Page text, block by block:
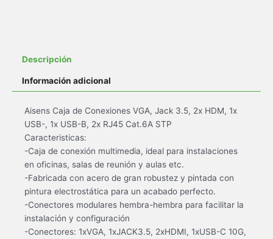
Descripción
Información adicional
Aisens Caja de Conexiones VGA, Jack 3.5, 2x HDM, 1x
USB-, 1x USB-B, 2x RJ45 Cat.6A STP
Caracteristicas:
-Caja de conexión multimedia, ideal para instalaciones
en oficinas, salas de reunión y aulas etc.
-Fabricada con acero de gran robustez y pintada con
pintura electrostática para un acabado perfecto.
-Conectores modulares hembra-hembra para facilitar la
instalación y configuración
-Conectores: 1xVGA, 1xJACK3.5, 2xHDMI, 1xUSB-C 10G,